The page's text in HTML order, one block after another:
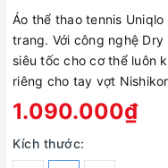
Áo thể thao tennis
trang. Với công nghệ
siêu tốc cho cơ thể luôn
riêng cho tay vợt
1.090.000₫
Kích thước: